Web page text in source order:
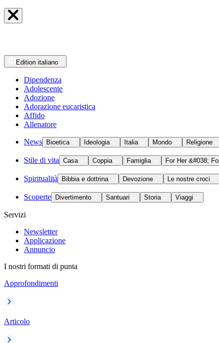
Edition italiano
Dipendenza
Adolescente
Adozione
Adorazione eucaristica
Affido
Allenatore
News Bioetica Ideologia Italia Mondo Religione
Stile di vita Casa Coppia Famiglia For Her &#038;
Spiritualità Bibbia e dottrina Devozione Le nostre croci
Scoperte Divertimento Santuari Storia Viaggi
Servizi
Newsletter
Applicazione
Annuncio
I nostri formati di punta
Approfondimenti
Articolo